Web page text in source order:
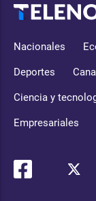
Nacionales
Deportes
Ciencia y
Empresariales